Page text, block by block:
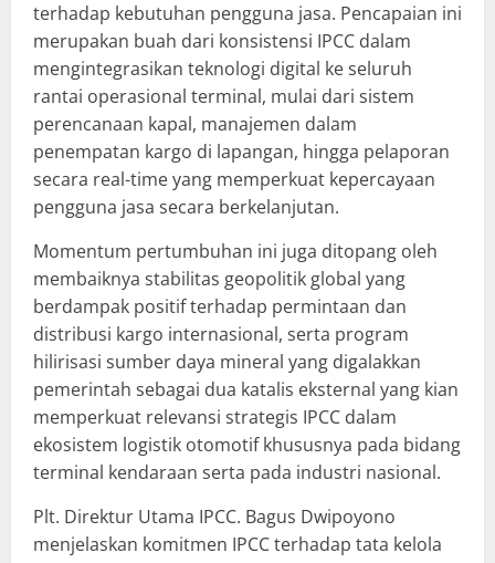
terhadap kebutuhan pengguna jasa. Pencapaian ini
merupakan buah dari konsistensi IPCC dalam
mengintegrasikan teknologi digital ke seluruh
rantai operasional terminal, mulai dari sistem
perencanaan kapal, manajemen dalam
penempatan kargo di lapangan, hingga pelaporan
secara real-time yang memperkuat kepercayaan
pengguna jasa secara berkelanjutan.
Momentum pertumbuhan ini juga ditopang oleh
membaiknya stabilitas geopolitik global yang
berdampak positif terhadap permintaan dan
distribusi kargo internasional, serta program
hilirisasi sumber daya mineral yang digalakkan
pemerintah sebagai dua katalis eksternal yang kian
memperkuat relevansi strategis IPCC dalam
ekosistem logistik otomotif khususnya pada bidang
terminal kendaraan serta pada industri nasional.
Plt. Direktur Utama IPCC. Bagus Dwipoyono
menjelaskan komitmen IPCC terhadap tata kelola